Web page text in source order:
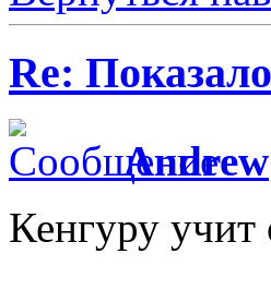
Re:
Andrew
Кенгуру учит